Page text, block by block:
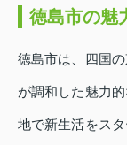
徳島市の魅
徳島市は、四国
が調和した魅力
地で新生活をス